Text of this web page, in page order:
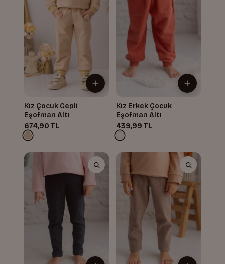
Kız Çocuk Cepli
Eşofman Altı
674,90 TL
Kız Erkek Çocuk
Eşofman Altı
439,99 TL